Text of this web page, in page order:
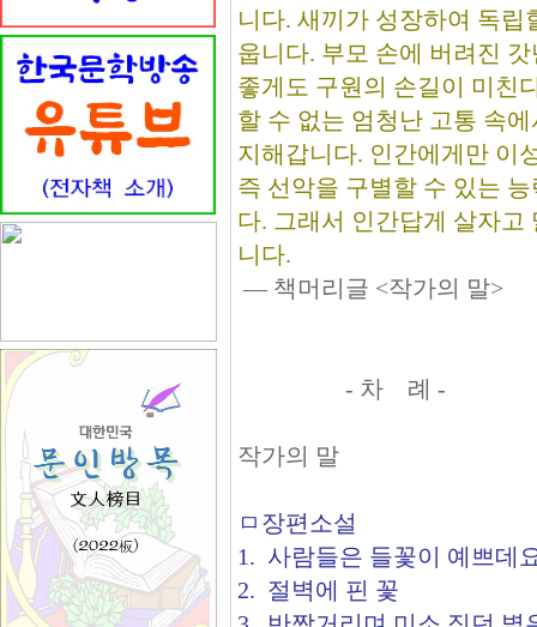
니다. 새끼가 성장하여 독립
웁니다. 부모 손에 버려진
좋게도 구원의 손길이 미친
할 수 없는 엄청난 고통 속
지해갑니다. 인간에게만 이
즉 선악을 구별할 수 있는
다. 그래서 인간답게 살자고
니다.
― 책머리글 <작가의 말>
- 차 례 -
작가의 말
ㅁ장편소설
1. 사람들은 들꽃이 예쁘데
2. 절벽에 핀 꽃